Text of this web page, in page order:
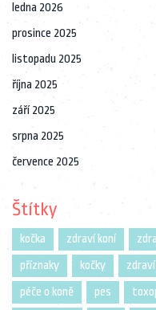
ledna 2026
prosince 2025
listopadu 2025
října 2025
září 2025
srpna 2025
července 2025
Štítky
kočka zdraví koní
příznaky
kočky zdraví
péče o koně
pes